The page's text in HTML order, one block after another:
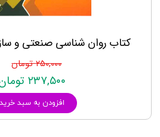
کتاب روان شناسی صنعتی و
۲۵۰,۰۰۰ تومان
۲۳۷,۵۰۰ تومان
افزودن به سبد خرید